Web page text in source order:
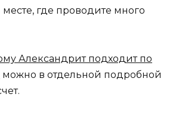
где проводите много
Александрит подходит по
можно в отдельной подробной